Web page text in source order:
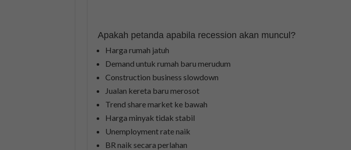
Apakah petanda apabila recession akan muncul?
Harga rumah jatuh
Demand untuk rumah baru merudum
Construction business slowdown
Jualan kereta baru merosot
Trend share market ke bawah
Harga minyak tidak stabil
Unemployment rate naik
BR naik secara perlahan